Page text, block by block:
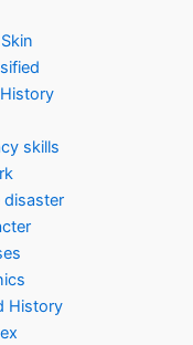
skills
disaster
History